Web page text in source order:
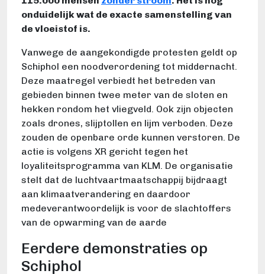
onduidelijk wat de exacte samenstelling van
de vloeistof is.
Vanwege de aangekondigde protesten geldt op
Schiphol een noodverordening tot middernacht.
Deze maatregel verbiedt het betreden van
gebieden binnen twee meter van de sloten en
hekken rondom het vliegveld. Ook zijn objecten
zoals drones, slijptollen en lijm verboden. Deze
zouden de openbare orde kunnen verstoren. De
actie is volgens XR gericht tegen het
loyaliteitsprogramma van KLM. De organisatie
stelt dat de luchtvaartmaatschappij bijdraagt
aan klimaatverandering en daardoor
medeverantwoordelijk is voor de slachtoffers
van de opwarming van de aarde
Eerdere demonstraties op
Schiphol